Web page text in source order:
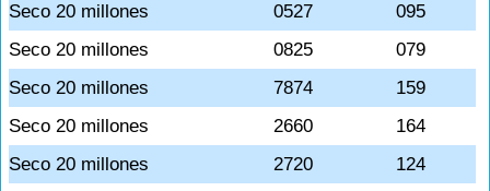
Seco 20 millones
0527
095
Seco 20 millones
0825
079
Seco 20 millones
7874
159
Seco 20 millones
2660
164
Seco 20 millones
2720
124